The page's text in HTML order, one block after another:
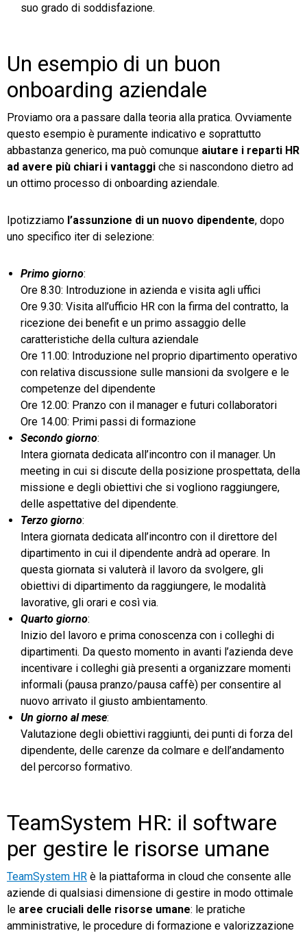
suo grado di soddisfazione.
Un esempio di un buon
onboarding aziendale
Proviamo ora a passare dalla teoria alla pratica. Ovviamente
questo esempio è puramente indicativo e soprattutto
abbastanza generico, ma può comunque aiutare i reparti HR
ad avere più chiari i vantaggi che si nascondono dietro ad
un ottimo processo di onboarding aziendale.
Ipotizziamo l’assunzione di un nuovo dipendente, dopo
uno specifico iter di selezione:
Primo giorno:
Ore 8.30: Introduzione in azienda e visita agli uffici
Ore 9.30: Visita all’ufficio HR con la firma del contratto, la
ricezione dei benefit e un primo assaggio delle
caratteristiche della cultura aziendale
Ore 11.00: Introduzione nel proprio dipartimento operativo
con relativa discussione sulle mansioni da svolgere e le
competenze del dipendente
Ore 12.00: Pranzo con il manager e futuri collaboratori
Ore 14.00: Primi passi di formazione
Secondo giorno:
Intera giornata dedicata all’incontro con il manager. Un
meeting in cui si discute della posizione prospettata, della
missione e degli obiettivi che si vogliono raggiungere,
delle aspettative del dipendente.
Terzo giorno:
Intera giornata dedicata all’incontro con il direttore del
dipartimento in cui il dipendente andrà ad operare. In
questa giornata si valuterà il lavoro da svolgere, gli
obiettivi di dipartimento da raggiungere, le modalità
lavorative, gli orari e così via.
Quarto giorno:
Inizio del lavoro e prima conoscenza con i colleghi di
dipartimenti. Da questo momento in avanti l’azienda deve
incentivare i colleghi già presenti a organizzare momenti
informali (pausa pranzo/pausa caffè) per consentire al
nuovo arrivato il giusto ambientamento.
Un giorno al mese:
Valutazione degli obiettivi raggiunti, dei punti di forza del
dipendente, delle carenze da colmare e dell’andamento
del percorso formativo.
TeamSystem HR: il software
per gestire le risorse umane
TeamSystem HR è la piattaforma in cloud che consente alle
aziende di qualsiasi dimensione di gestire in modo ottimale
le aree cruciali delle risorse umane: le pratiche
amministrative, le procedure di formazione e valorizzazione